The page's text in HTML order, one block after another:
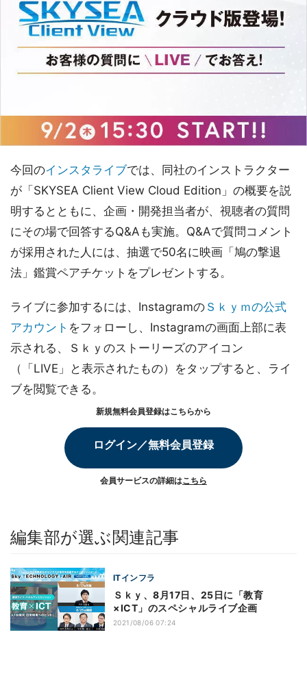
今回のインスタライブでは、同社のインストラクター
が「SKYSEA Client View Cloud Edition」の概要を説
明するとともに、企画・開発担当者が、視聴者の質問
にその場で回答するQ&Aも実施。Q&Aで質問コメント
が採用された人には、抽選で50名に映画「鳩の撃退
法」鑑賞ペアチケットをプレゼントする。
ライブに参加するには、Instagramの Ｓｋｙｍの公式
アカウント をフォローし、Instagramの画面上部に表
示される、Ｓｋｙのストーリーズのアイコン
（「LIVE」と表示されたもの）をタップすると、ライ
ブを閲覧できる。
新規無料会員登録はこちらから
ログイン／無料会員登録
会員サービスの詳細はこちら
編集部が選ぶ関連記事
ITインフラ
Ｓｋｙ、8月17日、25日に「教育
×ICT」のスペシャルライブ企画
2021/08/06 07:24